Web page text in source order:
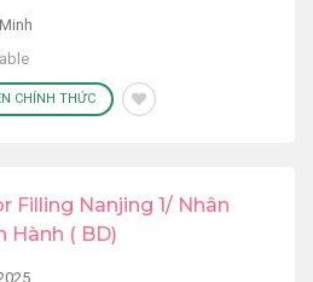
CHÍNH THỨC
Filling Nanjing 1/ Nhân
Hành ( BD)